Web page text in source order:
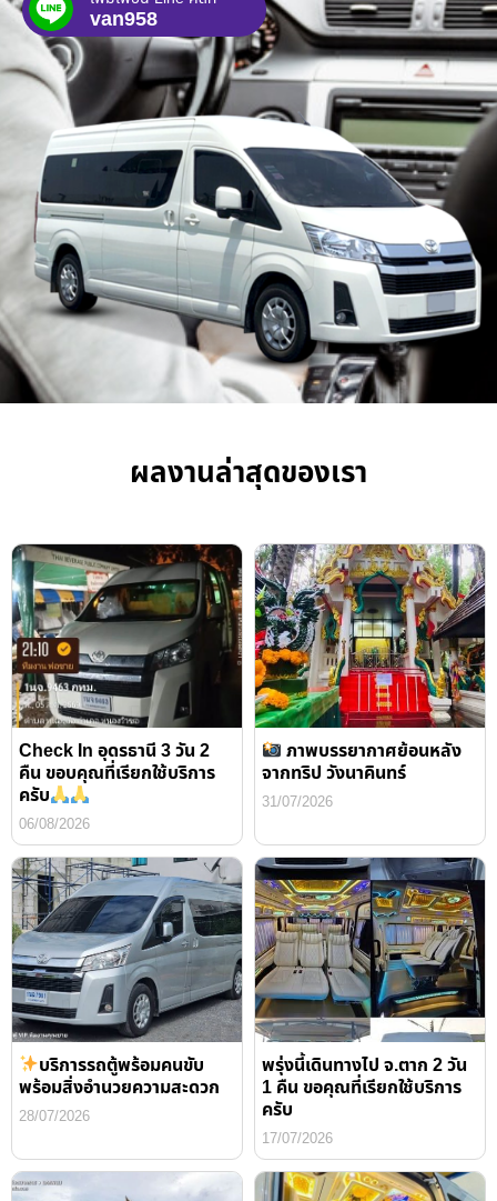
van958
ผลงานล่าสุดของเรา
Check In อุดรธานี 3 วัน 2
คืน ขอบคุณที่เรียกใช้บริการ
ครับ
06/08/2026
ภาพบรรยากาศย้อนหลัง
จากทริป วังนาคินทร์
31/07/2026
บริการรถตู้พร้อมคนขับ
พร้อมสิ่งอำนวยความสะดวก
28/07/2026
พรุ่งนี้เดินทางไป จ.ตาก 2 วัน
1 คืน ขอคุณที่เรียกใช้บริการ
ครับ
17/07/2026